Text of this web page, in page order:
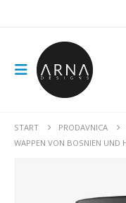
START PRODAVNICA
WAPPEN VON BOSNIEN UND